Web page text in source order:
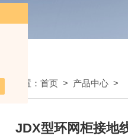
我的位置： 首页 > 产品中心 >
JDX型环网柜接地